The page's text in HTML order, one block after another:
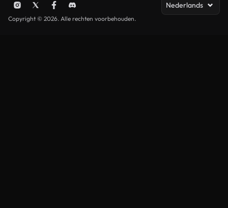
Nederlands
Copyright © 2026. Alle rechten voorbehouden.